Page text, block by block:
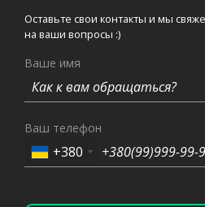
Оставьте свои контакты и мы
на ваши вопросы :)
Ваше имя
Ваш телефон
+380